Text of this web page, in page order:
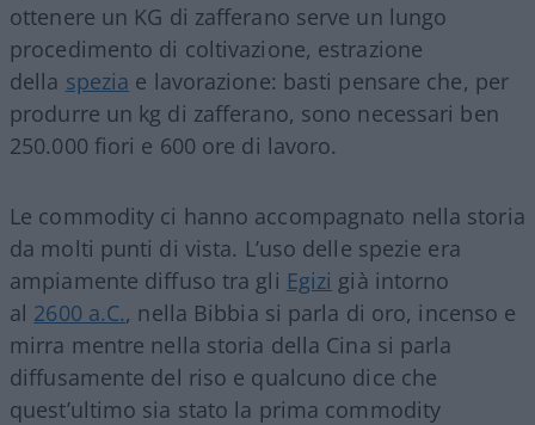
ottenere un KG di zafferano serve un lungo
procedimento di coltivazione, estrazione
della spezia e lavorazione: basti pensare che, per
produrre un kg di zafferano, sono necessari ben
250.000 fiori e 600 ore di lavoro.
Le commodity ci hanno accompagnato nella storia
da molti punti di vista. L’uso delle spezie era
ampiamente diffuso tra gli Egizi già intorno
al 2600 a.C., nella Bibbia si parla di oro, incenso e
mirra mentre nella storia della Cina si parla
diffusamente del riso e qualcuno dice che
quest’ultimo sia stato la prima commodity